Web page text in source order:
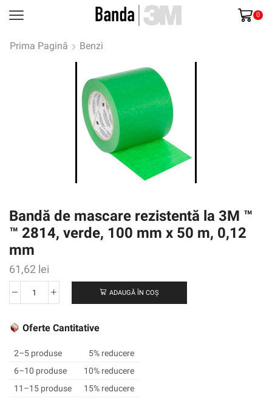
0
Prima Pagină Benzi
Bandă de mascare rezistentă la 3M ™
™ 2814, verde, 100 mm x 50 m, 0,12
mm
61,62 lei
Cantitate
de
rezistentă
3M
™
ADAUGĂ ÎN COȘ
Oferte Cantitative
2–5 produse
5% reducere
6–10 produse
10% reducere
11–15 produse
15% reducere